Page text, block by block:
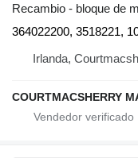
Recambio - bloque de
364022200, 3518221,
Irlanda,
COURTMACSHERRY